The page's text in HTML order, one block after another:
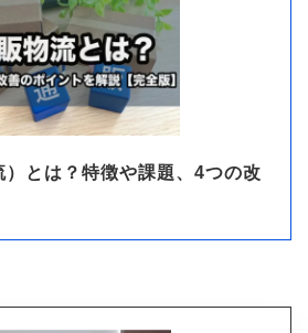
とは？特徴や課題、4つの改